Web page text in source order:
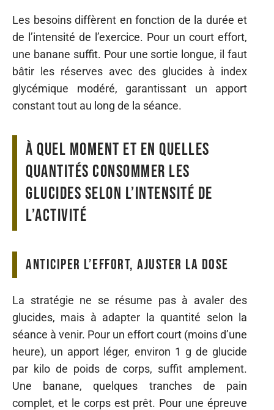
Les besoins diffèrent en fonction de la durée et
de l’intensité de l’exercice. Pour un court effort,
une banane suffit. Pour une sortie longue, il faut
bâtir les réserves avec des glucides à index
glycémique modéré, garantissant un apport
constant tout au long de la séance.
À quel moment et en quelles
quantités consommer les
glucides selon l’intensité de
l’activité
Anticiper l’effort, ajuster la dose
La stratégie ne se résume pas à avaler des
glucides, mais à adapter la quantité selon la
séance à venir. Pour un effort court (moins d’une
heure), un apport léger, environ 1 g de glucide
par kilo de poids de corps, suffit amplement.
Une banane, quelques tranches de pain
complet, et le corps est prêt. Pour une épreuve